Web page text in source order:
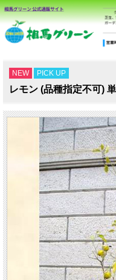
NEW PICK UP
レモン (品種指定不可)